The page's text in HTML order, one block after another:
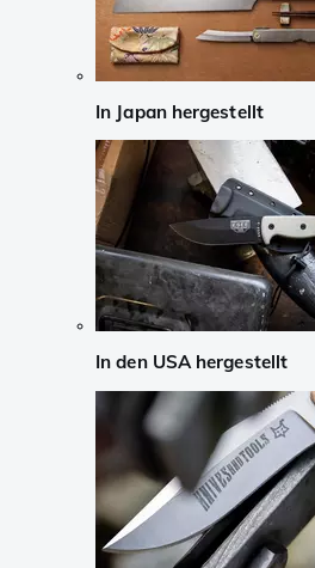
In Japan hergestellt
In den USA hergestellt